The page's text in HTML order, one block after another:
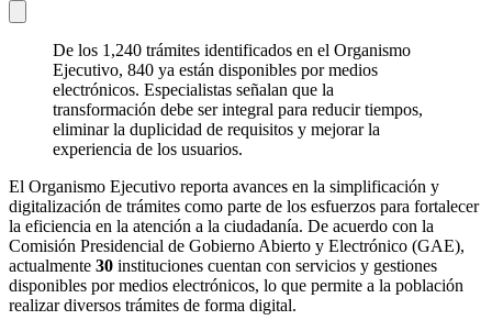
De los 1,240 trámites identificados en el Organismo
Ejecutivo, 840 ya están disponibles por medios
electrónicos. Especialistas señalan que la
transformación debe ser integral para reducir tiempos,
eliminar la duplicidad de requisitos y mejorar la
experiencia de los usuarios.
El Organismo Ejecutivo reporta avances en la simplificación y
digitalización de trámites como parte de los esfuerzos para fortalecer
la eficiencia en la atención a la ciudadanía. De acuerdo con la
Comisión Presidencial de Gobierno Abierto y Electrónico (GAE),
actualmente 30 instituciones cuentan con servicios y gestiones
disponibles por medios electrónicos, lo que permite a la población
realizar diversos trámites de forma digital.